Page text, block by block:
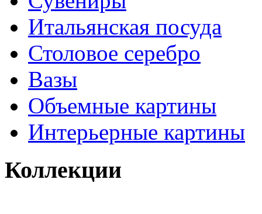
Итальянская посуда
Столовое серебро
Вазы
Объемные картины
Интерьерные картины
Коллекции